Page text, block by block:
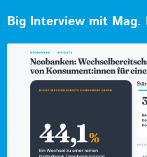
Big Interview mit Mag.